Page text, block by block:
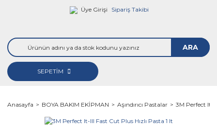
Üye Girişi Sipariş Takibi
ARA
SEPETİM
Anasayfa BOYA BAKIM EKİPMAN Aşındırıcı Pastalar 3M Perfect It-